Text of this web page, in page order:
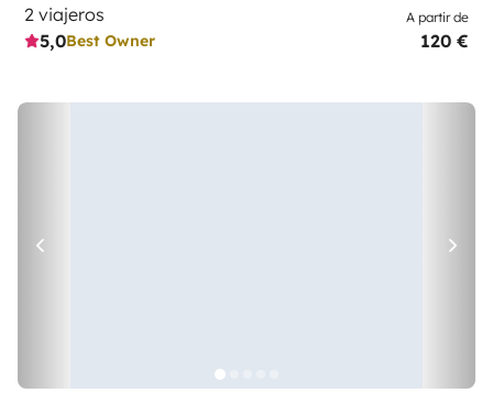
2 viajeros
5,0Best Owner
A partir de
120 €